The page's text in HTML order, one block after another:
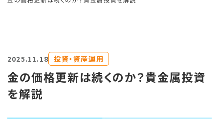
2025.11.18 投資・資産運用
金の価格更新は続くのか？貴金属投資
を解説